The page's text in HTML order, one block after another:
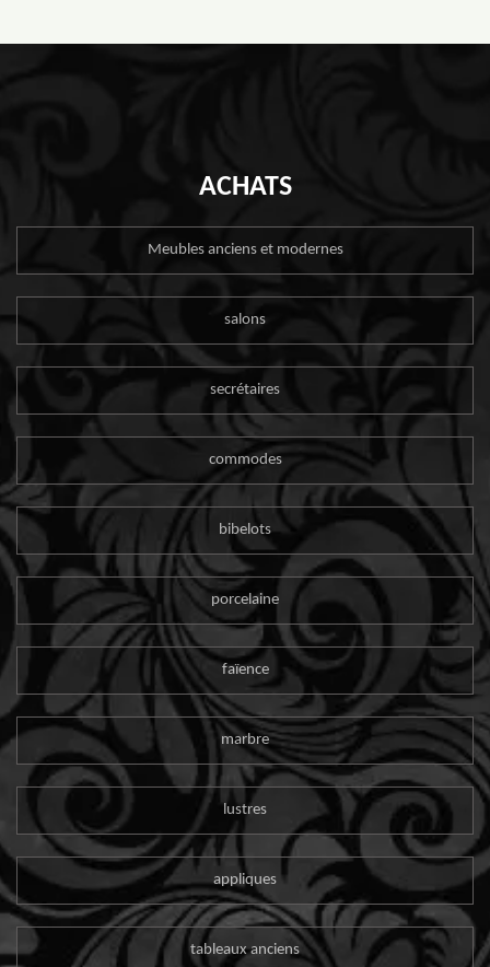
ACHATS
Meubles anciens et modernes
salons
secrétaires
commodes
bibelots
porcelaine
faïence
marbre
lustres
appliques
tableaux anciens